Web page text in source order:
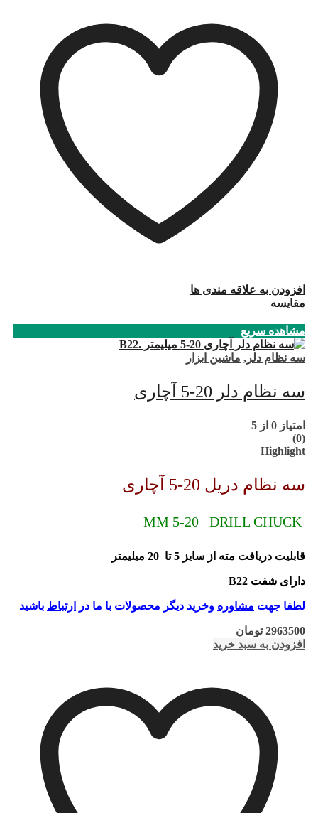
افزودن به علاقه مندی ها
مقایسه
مشاهده سریع
سه نظام دلر , ماشین ابزار
سه نظام دلر 20-5 آچاری
امتیاز 0 از 5
(0)
Highlight
سه نظام دریل 20-5 آچاری
MM 5-20 DRILL CHUCK
قابلیت دریافت مته از سایز 5 تا 20 میلیمتر
دارای شفت B22
لطفا جهت مشاوره وخرید دیگر محصولات با ما در ارتباط باشید
2963500 تومان
افزودن به سبد خرید